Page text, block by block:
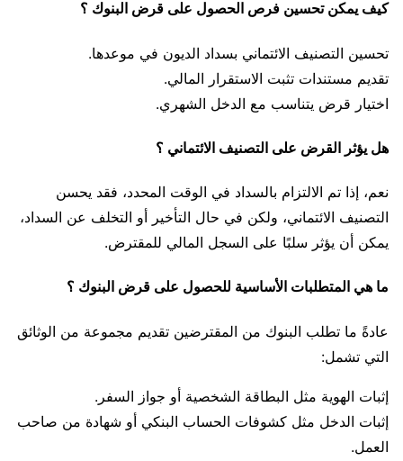
كيف يمكن تحسين فرص الحصول على قرض البنوك ؟
تحسين التصنيف الائتماني بسداد الديون في موعدها.
تقديم مستندات تثبت الاستقرار المالي.
اختيار قرض يتناسب مع الدخل الشهري.
هل يؤثر القرض على التصنيف الائتماني ؟
نعم، إذا تم الالتزام بالسداد في الوقت المحدد، فقد يحسن
التصنيف الائتماني، ولكن في حال التأخير أو التخلف عن السداد،
يمكن أن يؤثر سلبًا على السجل المالي للمقترض.
ما هي المتطلبات الأساسية للحصول على قرض البنوك ؟
عادةً ما تطلب البنوك من المقترضين تقديم مجموعة من الوثائق
التي تشمل:
إثبات الهوية مثل البطاقة الشخصية أو جواز السفر.
إثبات الدخل مثل كشوفات الحساب البنكي أو شهادة من صاحب
العمل.